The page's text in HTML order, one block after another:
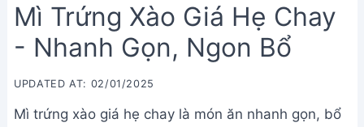
Mì Trứng Xào Giá Hẹ Chay
- Nhanh Gọn, Ngon Bổ
UPDATED AT: 02/01/2025
Mì trứng xào giá hẹ chay là món ăn nhanh gọn, bổ